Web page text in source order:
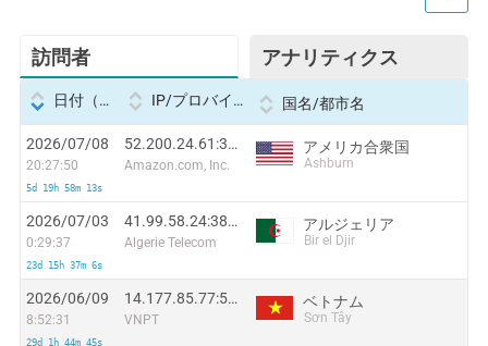
訪問者 アナリティクス
日付（Datetime IP/プロバイダー 国名/都市名
2026/07/08
20:27:50
5d 19h 58m 13s
52.200.24.61:35987
Amazon.com, Inc.
アメリカ合衆国
Ashburn
2026/07/03
0:29:37
23d 15h 37m 6s
41.99.58.24:38842
Algerie Telecom
アルジェリア
Bir el Djir
2026/06/09
8:52:31
29d 1h 44m 45s
14.177.85.77:54700
VNPT
ベトナム
Sơn Tây